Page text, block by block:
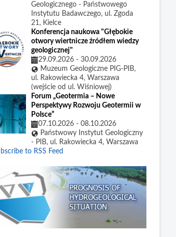
Geologicznego - Państwowego
Instytutu Badawczego, ul. Zgoda
21, Kielce
Konferencja naukowa "Głębokie
otwory wiertnicze źródłem wiedzy
geologicznej"
29.09.2026- 30.09.2026
Muzeum Geologiczne PIG-PIB,
ul. Rakowiecka 4, Warszawa
(wejście od ul. Wiśniowej)
Forum „Geotermia – Nowe
Perspektywy Rozwoju Geotermii w
Polsce”
07.10.2026- 08.10.2026
Państwowy Instytut Geologiczny
- PIB, ul. Rakowiecka 4, Warszawa
to RSS Feed